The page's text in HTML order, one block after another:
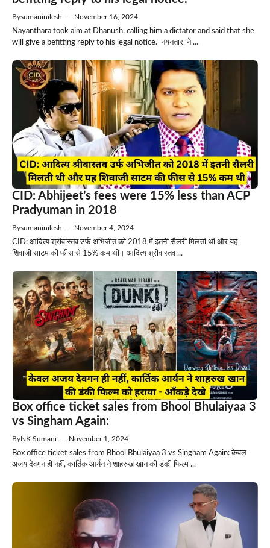
Bysumaninilesh — November 16, 2024
Nayanthara took aim at Dhanush, calling him a dictator and said that she
will give a befitting reply to his legal notice. नयनतारा ने ...
CID: Abhijeet’s fees were 15% less than ACP
Pradyuman in 2018
Bysumaninilesh — November 4, 2024
CID: आदित्य श्रीवास्तव उर्फ ​​अभिजीत को 2018 में इतनी सैलरी मिलती थी और यह
शिवाजी साटम की फीस से 15% कम थी। आदित्य श्रीवास्तव ...
Box office ticket sales from Bhool Bhulaiyaa 3
vs Singham Again:
ByNK Sumani — November 1, 2024
Box office ticket sales from Bhool Bhulaiyaa 3 vs Singham Again: केवल
अजय देवगन ही नहीं, कार्तिक आर्यन ने शाहरुख खान की डंकी फिल्म ...